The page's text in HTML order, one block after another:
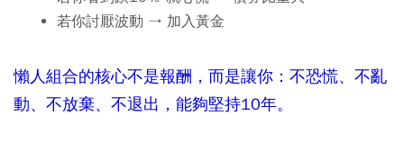
若你討厭波動 → 加入黃金
懶人組合的核心不是報酬，而是讓你：不恐慌、不亂
動、不放棄、不退出，能夠堅持10年。